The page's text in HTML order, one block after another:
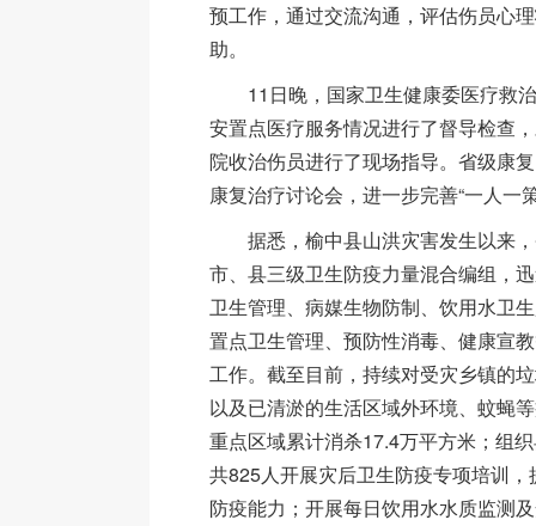
预工作，通过交流沟通，评估伤员心
助。
11日晚，国家卫生健康委医疗救
安置点医疗服务情况进行了督导检查
院收治伤员进行了现场指导。省级康
康复治疗讨论会，进一步完善“一人一
据悉，榆中县山洪灾害发生以来，
市、县三级卫生防疫力量混合编组，
卫生管理、病媒生物防制、饮用水卫
置点卫生管理、预防性消毒、健康宣
工作。截至目前，持续对受灾乡镇的
以及已清淤的生活区域外环境、蚊蝇
重点区域累计消杀17.4万平方米；组
共825人开展灾后卫生防疫专项培训
防疫能力；开展每日饮用水水质监测